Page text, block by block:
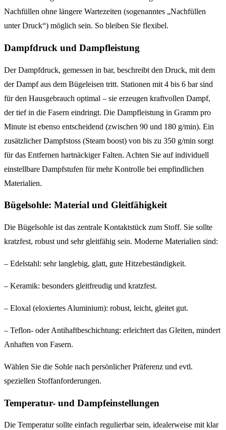
Nachfüllen ohne längere Wartezeiten (sogenanntes „Nachfüllen
unter Druck“) möglich sein. So bleiben Sie flexibel.
Dampfdruck und Dampfleistung
Der Dampfdruck, gemessen in bar, beschreibt den Druck, mit dem
der Dampf aus dem Bügeleisen tritt. Stationen mit 4 bis 6 bar sind
für den Hausgebrauch optimal – sie erzeugen kraftvollen Dampf,
der tief in die Fasern eindringt. Die Dampfleistung in Gramm pro
Minute ist ebenso entscheidend (zwischen 90 und 180 g/min). Ein
zusätzlicher Dampfstoss (Steam boost) von bis zu 350 g/min sorgt
für das Entfernen hartnäckiger Falten. Achten Sie auf individuell
einstellbare Dampfstufen für mehr Kontrolle bei empfindlichen
Materialien.
Bügelsohle: Material und Gleitfähigkeit
Die Bügelsohle ist das zentrale Kontaktstück zum Stoff. Sie sollte
kratzfest, robust und sehr gleitfähig sein. Moderne Materialien sind:
– Edelstahl: sehr langlebig, glatt, gute Hitzebeständigkeit.
– Keramik: besonders gleitfreudig und kratzfest.
– Eloxal (eloxiertes Aluminium): robust, leicht, gleitet gut.
– Teflon- oder Antihaftbeschichtung: erleichtert das Gleiten, mindert
Anhaften von Fasern.
Wählen Sie die Sohle nach persönlicher Präferenz und evtl.
speziellen Stoffanforderungen.
Temperatur- und Dampfeinstellungen
Die Temperatur sollte einfach regulierbar sein, idealerweise mit klar